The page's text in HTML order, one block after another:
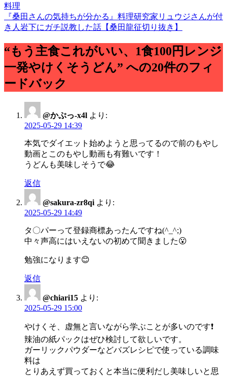
料理
『桑田さんの気持ちが分かる』料理研究家リュウジさんが付
き人岩下にガチ説教した話【桑田龍征切り抜き】
“もう主食これがいい、1食100円レンジ
一発やけくそうどん” への20件のフィ
ードバック
@かぷっ-x4l より:
2025-05-29 14:39
本気でダイエット始めようと思ってるので前のもやし
動画とこのもやし動画も有難いです！
うどんも美味しそうで😂
返信
@sakura-zr8qi より:
2025-05-29 14:49
タ〇パーって登録商標あったんですね(^_^;)
中々声高にはいえないの初めて聞きました😮
勉強になります😊
返信
@chiari15 より:
2025-05-29 15:00
やけくそ、虚無と言いながら学ぶことが多いのです❗️
辣油の紙パックはぜひ検討して欲しいです。
ガーリックパウダーなどバズレシピで使っている調味
料は
とりあえず買っておくと本当に便利だし美味しいと思